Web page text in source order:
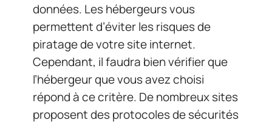
données. Les hébergeurs vous
permettent d’éviter les risques de
piratage de votre site internet.
Cependant, il faudra bien vérifier que
l’hébergeur que vous avez choisi
répond à ce critère. De nombreux sites
proposent des protocoles de sécurités